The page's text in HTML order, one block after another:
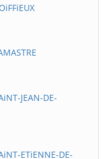
JEAN-DE-
ETiENNE-DE-